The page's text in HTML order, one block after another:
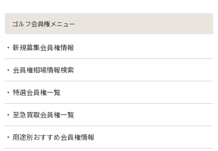
ゴルフ会員権メニュー
新規募集会員権情報
会員権相場情報検索
特選会員権一覧
至急買取会員権一覧
用途別おすすめ会員権情報